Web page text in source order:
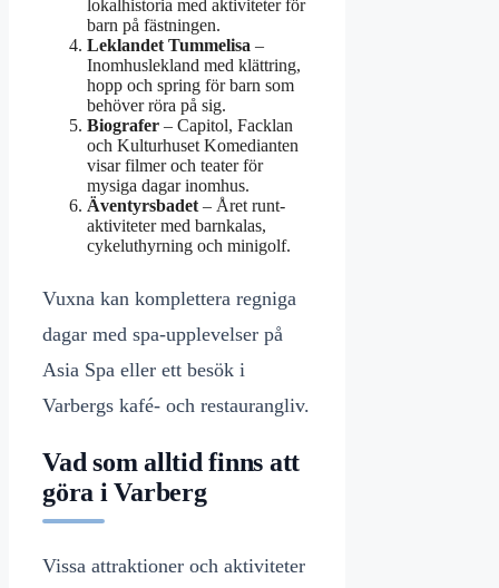
lokalhistoria med aktiviteter för
barn på fästningen.
Leklandet Tummelisa –
Inomhuslekland med klättring,
hopp och spring för barn som
behöver röra på sig.
Biografer – Capitol, Facklan
och Kulturhuset Komedianten
visar filmer och teater för
mysiga dagar inomhus.
Äventyrsbadet – Året runt-
aktiviteter med barnkalas,
cykeluthyrning och minigolf.
Vuxna kan komplettera regniga
dagar med spa-upplevelser på
Asia Spa eller ett besök i
Varbergs kafé- och restaurangliv.
Vad som alltid finns att
göra i Varberg
Vissa attraktioner och aktiviteter